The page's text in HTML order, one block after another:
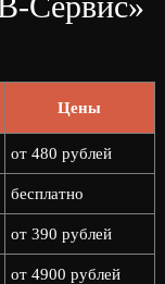
Цены
от 480 рублей
бесплатно
от 390 рублей
от 4900 рублей